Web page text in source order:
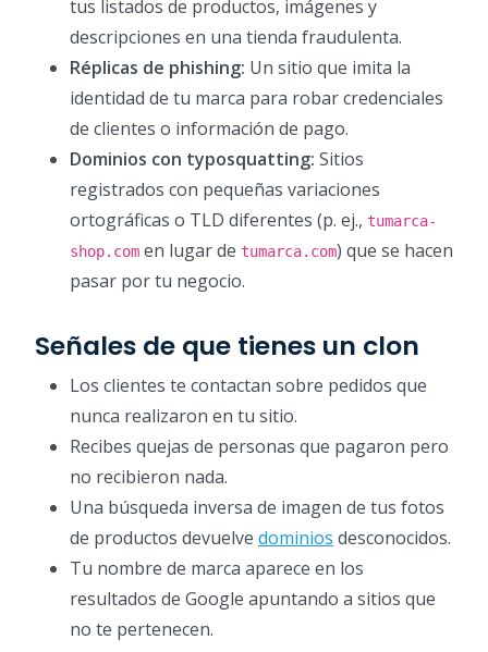
tus listados de productos, imágenes y
descripciones en una tienda fraudulenta.
Réplicas de phishing: Un sitio que imita la
identidad de tu marca para robar credenciales
de clientes o información de pago.
Dominios con typosquatting: Sitios
registrados con pequeñas variaciones
ortográficas o TLD diferentes (p. ej., tumarca-
shop.com en lugar de tumarca.com) que se hacen
pasar por tu negocio.
Señales de que tienes un clon
Los clientes te contactan sobre pedidos que
nunca realizaron en tu sitio.
Recibes quejas de personas que pagaron pero
no recibieron nada.
Una búsqueda inversa de imagen de tus fotos
de productos devuelve dominios desconocidos.
Tu nombre de marca aparece en los
resultados de Google apuntando a sitios que
no te pertenecen.